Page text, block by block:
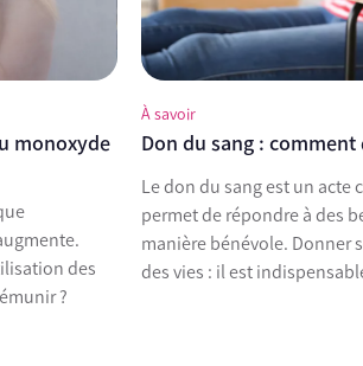
monoxyde
des
?
À savoir
Don du sang : comment
Le don du sang est un acte citoyen, solidaire et libre qui
permet de répondre à des
manière bénévole. Donner son sang permet de sauver
des vies : il est